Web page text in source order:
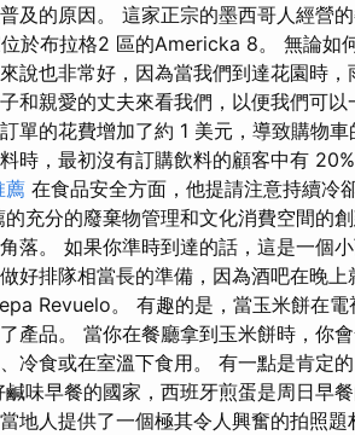
及的原因。 這家正宗的墨西哥人經營
於布拉格2 區的Americka 8。 無論如
說也非常好，因為當我們到達花園時
和親愛的丈夫來看我們，以便我們可
單的花費增加了約 1 美元，導致購物
時，最初沒有訂購飲料的顧客中有
薦 在食品安全方面，他提請注意持續冷
的充分的廢棄物管理和文化消費空間的
落。 如果你準時到達的話，這是一個
好排隊相當長的準備，因為酒吧在晚
Revuelo。 有趣的是，當玉米餅在
產品。 當你在餐廳拿到玉米餅時，你
冷食或在室溫下食用。 有一點是肯定
味早餐的國家，西班牙煎蛋是周日早
地人提供了一個極其令人興奮的拍照